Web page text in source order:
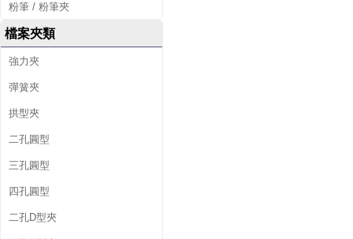
粉筆 / 粉筆夾
檔案夾類
強力夾
彈簧夾
拱型夾
二孔圓型
三孔圓型
四孔圓型
二孔D型夾